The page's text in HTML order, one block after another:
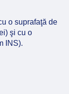
o suprafaţă de
şi cu o
INS).